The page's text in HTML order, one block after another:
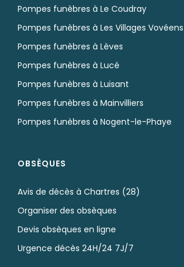
Pompes funèbres à Le Coudray
Pompes funèbres à Les Villages Vovéens
Pompes funèbres à Lèves
Pompes funèbres à Lucé
Pompes funèbres à Luisant
Pompes funèbres à Mainvilliers
Pompes funèbres à Nogent-le-Phaye
OBSÈQUES
Avis de décès à Chartres (28)
Organiser des obsèques
Devis obsèques en ligne
Urgence décès 24H/24 7J/7